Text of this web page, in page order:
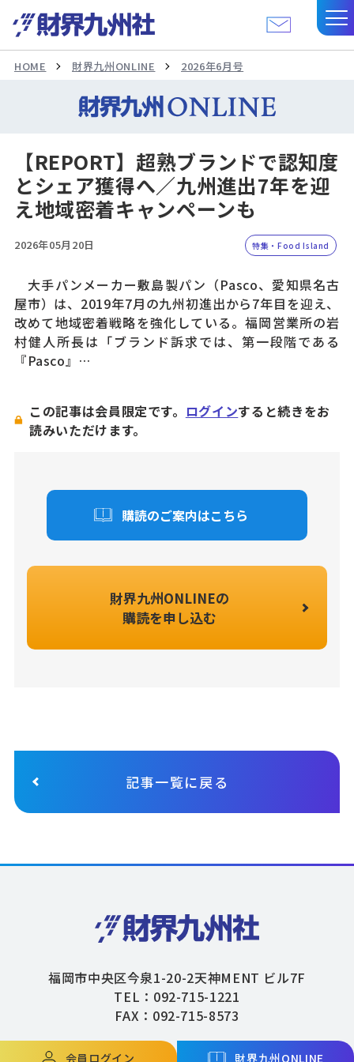
HOME 財界九州ONLINE 2026年6月号
【REPORT】超熟ブランドで認知度
とシェア獲得へ／九州進出7年を迎
え地域密着キャンペーンも
2026年05月20日 特集・Food Island
大手パンメーカー敷島製パン（Pasco、愛知県名古
屋市）は、2019年7月の九州初進出から7年目を迎え、
改めて地域密着戦略を強化している。福岡営業所の岩
村健人所長は「ブランド訴求では、第一段階である
『Pasco』…
この記事は会員限定です。 ログインすると続きをお
読みいただけます。
購読のご案内はこちら
財界九州ONLINEの
購読を申し込む
記事一覧に戻る
会員ログイン 財界九州ONLINE
福岡市中央区今泉1-20-2天神MENT ビル7F
TEL：092-715-1221
FAX：092-715-8573